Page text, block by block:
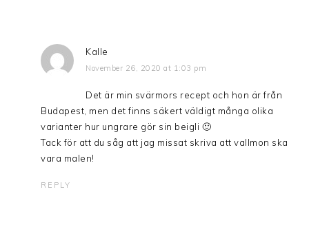
Kalle
November 26, 2020 at 1:03 pm
Det är min svärmors recept och hon är från
Budapest, men det finns säkert väldigt många olika
varianter hur ungrare gör sin beigli 🙂
Tack för att du såg att jag missat skriva att vallmon ska
vara malen!
REPLY